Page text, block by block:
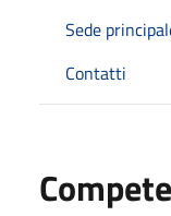
Sede
Contatti